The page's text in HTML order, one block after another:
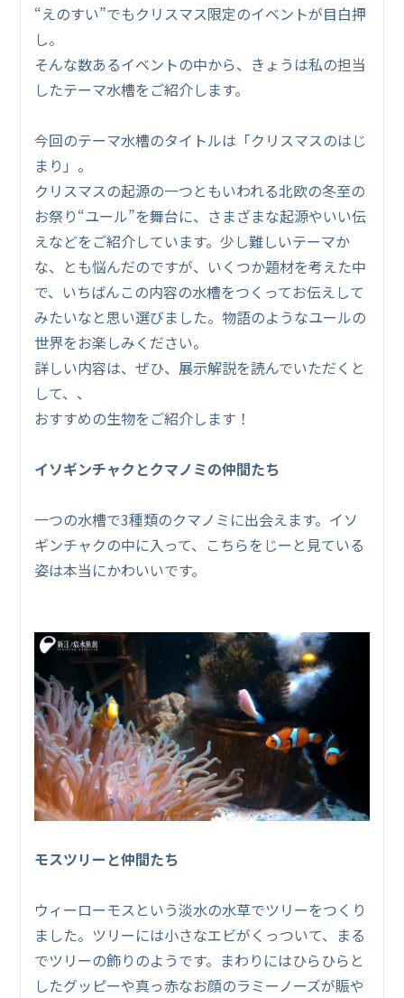
“えのすい”でもクリスマス限定のイベントが目白押
し。
そんな数あるイベントの中から、きょうは私の担当
したテーマ水槽をご紹介します。
今回のテーマ水槽のタイトルは「クリスマスのはじ
まり」。
クリスマスの起源の一つともいわれる北欧の冬至の
お祭り“ユール”を舞台に、さまざまな起源やいい伝
えなどをご紹介しています。少し難しいテーマか
な、とも悩んだのですが、いくつか題材を考えた中
で、いちばんこの内容の水槽をつくってお伝えして
みたいなと思い選びました。物語のようなユールの
世界をお楽しみください。
詳しい内容は、ぜひ、展示解説を読んでいただくと
して、、
おすすめの生物をご紹介します！
イソギンチャクとクマノミの仲間たち
一つの水槽で3種類のクマノミに出会えます。イソ
ギンチャクの中に入って、こちらをじーと見ている
姿は本当にかわいいです。
モスツリーと仲間たち
ウィーローモスという淡水の水草でツリーをつくり
ました。ツリーには小さなエビがくっついて、まる
でツリーの飾りのようです。まわりにはひらひらと
したグッピーや真っ赤なお顔のラミーノーズが賑や